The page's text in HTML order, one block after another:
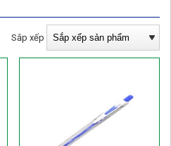
Sắp xếp